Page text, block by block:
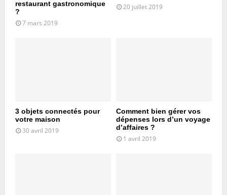
restaurant gastronomique
?
7 mars 2019
20 juillet 2019
3 objets connectés pour
votre maison
30 avril 2019
Comment bien gérer vos
dépenses lors d’un voyage
d’affaires ?
1 avril 2019